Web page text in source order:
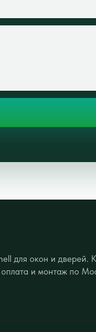
для окон и дверей.
оплата и монтаж по